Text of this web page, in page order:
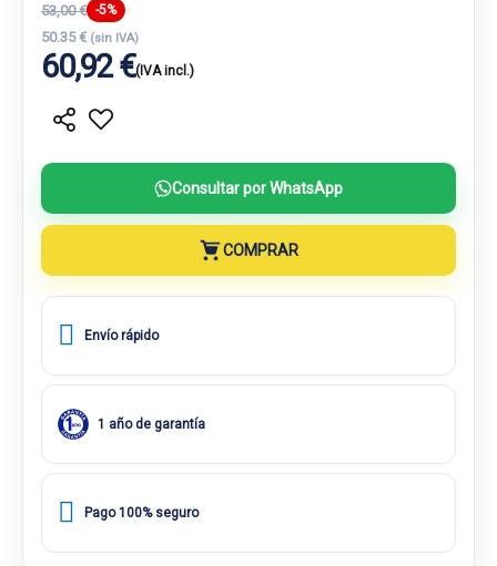
53,00 € -5%
50.35 € (sin IVA)
60,92 €(IVA incl.)
Consultar por WhatsApp
COMPRAR
Envío rápido
1 año de garantía
Pago 100% seguro